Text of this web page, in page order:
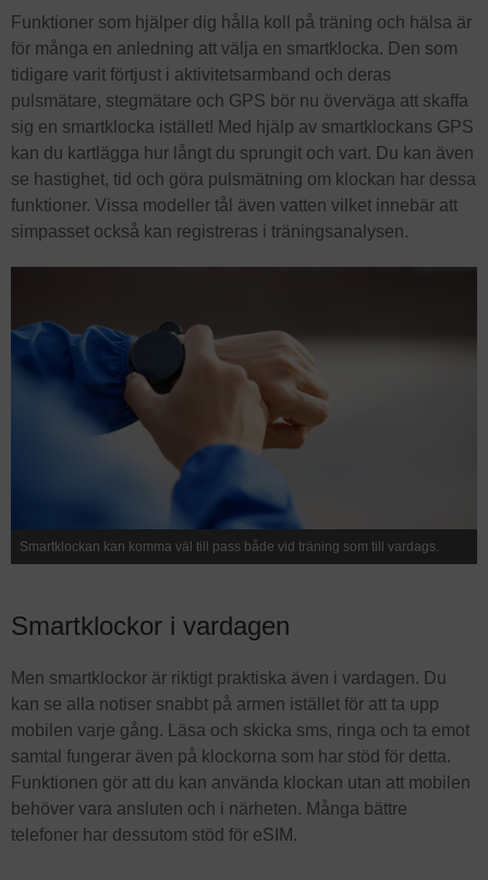
Funktioner som hjälper dig hålla koll på träning och hälsa är
för många en anledning att välja en smartklocka. Den som
tidigare varit förtjust i aktivitetsarmband och deras
pulsmätare, stegmätare och GPS bör nu överväga att skaffa
sig en smartklocka istället! Med hjälp av smartklockans GPS
kan du kartlägga hur långt du sprungit och vart. Du kan även
se hastighet, tid och göra pulsmätning om klockan har dessa
funktioner. Vissa modeller tål även vatten vilket innebär att
simpasset också kan registreras i träningsanalysen.
Smartklockan kan komma väl till pass både vid träning som till vardags.
Smartklockor i vardagen
Men smartklockor är riktigt praktiska även i vardagen. Du
kan se alla notiser snabbt på armen istället för att ta upp
mobilen varje gång. Läsa och skicka sms, ringa och ta emot
samtal fungerar även på klockorna som har stöd för detta.
Funktionen gör att du kan använda klockan utan att mobilen
behöver vara ansluten och i närheten. Många bättre
telefoner har dessutom stöd för eSIM.